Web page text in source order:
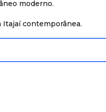
moderno.
Itajaí contemporânea.